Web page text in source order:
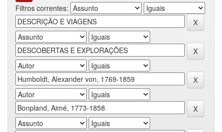
Filtros correntes: